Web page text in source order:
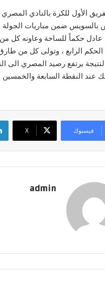
الأول للكرة بالنادي
بالسويس ضمن مباريات الجولة
حكماً للساحة وعاونه كل من
الحكم الرابع ، وتولى كل من
يرتفع رصيد المصري الى
عند النقطة السابعة والخمسين
فيسبوك ‫X
admin